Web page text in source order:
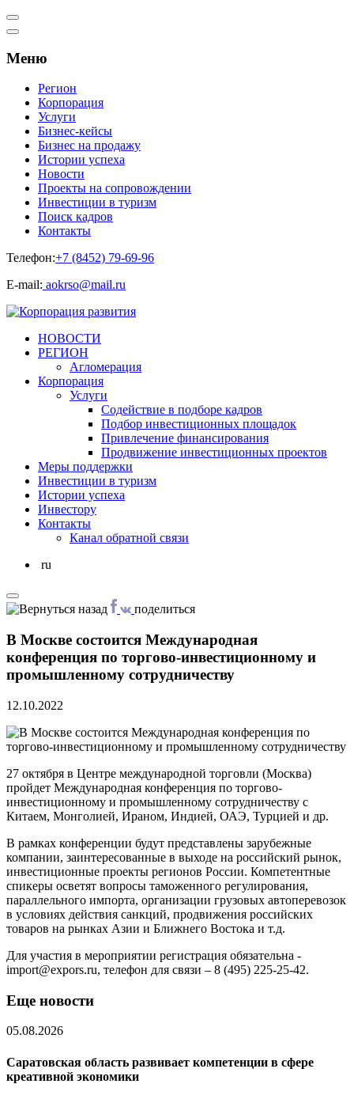
Меню
Регион
Корпорация
Услуги
Бизнес-кейсы
Бизнес на продажу
Истории успеха
Новости
Проекты на сопровождении
Инвестиции в туризм
Поиск кадров
Контакты
Телефон:+7 (8452) 79-69-96
Е-mail: aokrso@mail.ru
НОВОСТИ
РЕГИОН
Агломерация
Корпорация
Услуги
Cодействие в подборе кадров
Подбор инвестиционных площадок
Привлечение финансирования
Продвижение инвестиционных проектов
Меры поддержки
Инвестиции в туризм
Истории успеха
Инвестору
Контакты
Канал обратной связи
ru
поделиться
В Москве состоится Международная
конференция по торгово-инвестиционному и
промышленному сотрудничеству
12.10.2022
27 октября в Центре международной торговли (Москва)
пройдет Международная конференция по торгово-
инвестиционному и промышленному сотрудничеству с
Китаем, Монголией, Ираном, Индией, ОАЭ, Турцией и др.
В рамках конференции будут представлены зарубежные
компании, заинтересованные в выходе на российский рынок,
инвестиционные проекты регионов России. Компетентные
спикеры осветят вопросы таможенного регулирования,
параллельного импорта, организации грузовых автоперевозок
в условиях действия санкций, продвижения российских
товаров на рынках Азии и Ближнего Востока и т.д.
Для участия в мероприятии регистрация обязательна -
import@expors.ru, телефон для связи – 8 (495) 225-25-42.
Еще новости
05.08.2026
Саратовская область развивает компетенции в сфере
креативной экономики